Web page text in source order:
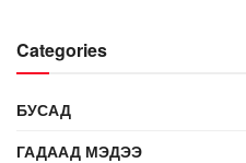
Categories
БУСАД
ГАДААД МЭДЭЭ